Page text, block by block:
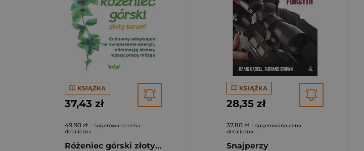
KSIĄŻKA
37,43 zł
49,90 zł - sugerowana cena
detaliczna
Różeniec górski złoty korzeń
KSIĄŻKA
28,35 zł
37,80 zł - sugerowana cena
detaliczna
Snajperzy